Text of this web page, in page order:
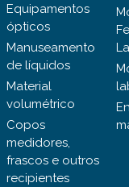
Equipamentos
ópticos
Manuseamento
de líquidos
Material
volumétrico
Copos
medidores,
frascos e outros
recipientes